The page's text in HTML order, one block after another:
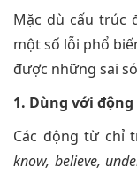
Mặc dù cấu trúc
một số lỗi phổ
được những sai
1. Dùng với
Các động từ chỉ
know, believe,